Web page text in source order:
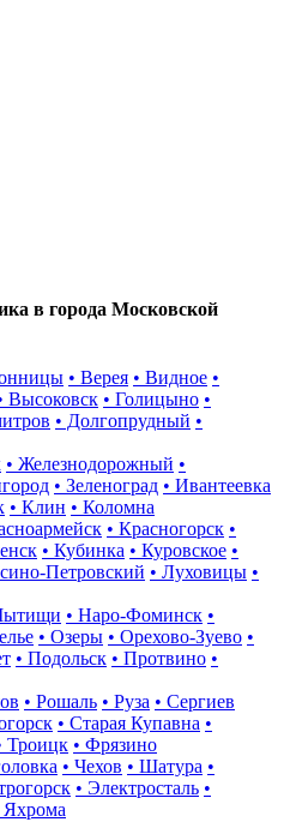
в города Московской
• Верея • Видное •
Высоковск • Голицыно •
• Долгопрудный •
• Железнодорожный •
• Зеленоград • Ивантеевка
• Клин • Коломна
• Красногорск •
• Кубинка • Куровское •
Петровский • Луховицы •
• Наро-Фоминск •
• Озеры • Орехово-Зуево •
• Подольск • Протвино •
• Рошаль • Руза • Сергиев
• Старая Купавна •
Троицк • Фрязино
• Чехов • Шатура •
• Электросталь •
Яхрома